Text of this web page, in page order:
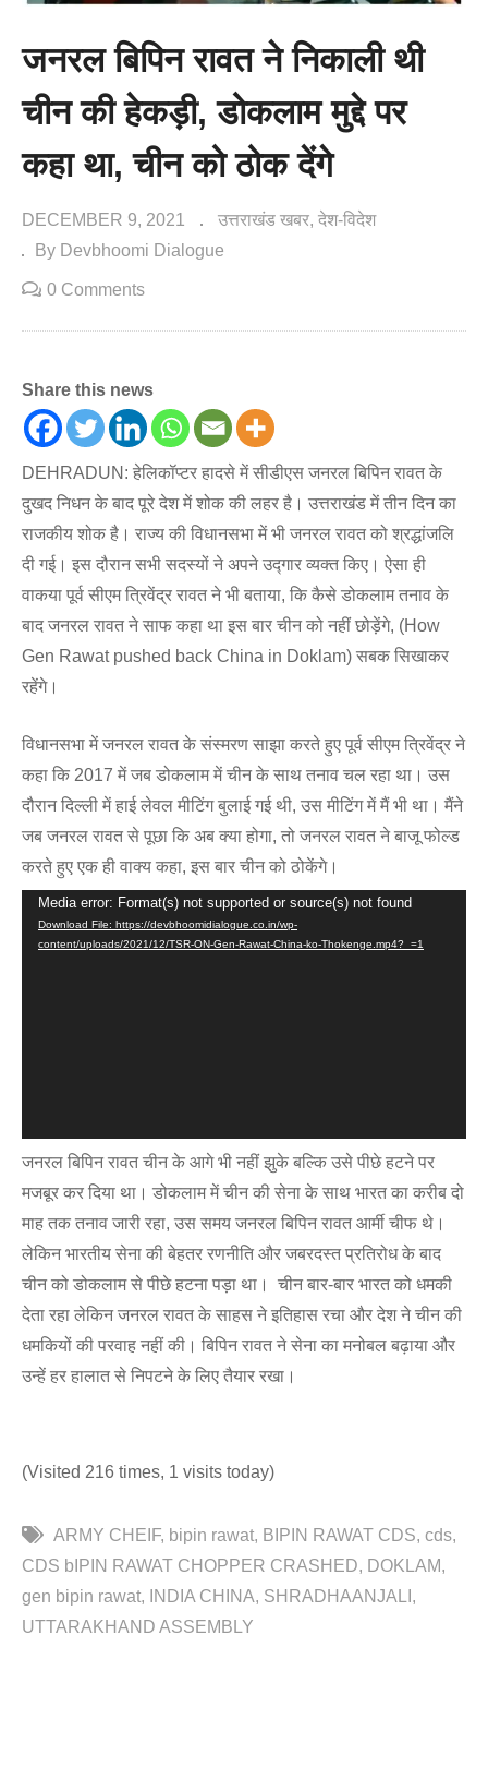
जनरल बिपिन रावत ने निकाली थी
चीन की हेकड़ी, डोकलाम मुद्दे पर
कहा था, चीन को ठोक देंगे
DECEMBER 9, 2021 उत्तराखंड खबर देश-विदेश
By Devbhoomi Dialogue
0 Comments
Share this news
DEHRADUN: हेलिकॉप्टर हादसे में सीडीएस जनरल बिपिन रावत के
दुखद निधन के बाद पूरे देश में शोक की लहर है। उत्तराखंड में तीन दिन का
राजकीय शोक है। राज्य की विधानसभा में भी जनरल रावत को श्रद्धांजलि
दी गई। इस दौरान सभी सदस्यों ने अपने उद्गार व्यक्त किए। ऐसा ही
वाकया पूर्व सीएम त्रिवेंद्र रावत ने भी बताया, कि कैसे डोकलाम तनाव के
बाद जनरल रावत ने साफ कहा था इस बार चीन को नहीं छोड़ेंगे, (How
Gen Rawat pushed back China in Doklam) सबक सिखाकर
रहेंगे।
विधानसभा में जनरल रावत के संस्मरण साझा करते हुए पूर्व सीएम त्रिवेंद्र ने
कहा कि 2017 में जब डोकलाम में चीन के साथ तनाव चल रहा था। उस
दौरान दिल्ली में हाई लेवल मीटिंग बुलाई गई थी, उस मीटिंग में मैं भी था। मैंने
जब जनरल रावत से पूछा कि अब क्या होगा, तो जनरल रावत ने बाजू फोल्ड
करते हुए एक ही वाक्य कहा, इस बार चीन को ठोकेंगे।
Video
Player
Media error: Format(s) not supported or source(s) not found
Download File: https://devbhoomidialogue.co.in/wp-
content/uploads/2021/12/TSR-ON-Gen-Rawat-China-ko-Thokenge.mp4?_=1
जनरल बिपिन रावत चीन के आगे भी नहीं झुके बल्कि उसे पीछे हटने पर
मजबूर कर दिया था। डोकलाम में चीन की सेना के साथ भारत का करीब दो
माह तक तनाव जारी रहा, उस समय जनरल बिपिन रावत आर्मी चीफ थे।
लेकिन भारतीय सेना की बेहतर रणनीति और जबरदस्त प्रतिरोध के बाद
चीन को डोकलाम से पीछे हटना पड़ा था। चीन बार-बार भारत को धमकी
देता रहा लेकिन जनरल रावत के साहस ने इतिहास रचा और देश ने चीन की
धमकियों की परवाह नहीं की। बिपिन रावत ने सेना का मनोबल बढ़ाया और
उन्हें हर हालात से निपटने के लिए तैयार रखा।
(Visited 216 times, 1 visits today)
ARMY CHEIF bipin rawat BIPIN RAWAT CDS cds
CDS bIPIN RAWAT CHOPPER CRASHED
DOKLAM
gen bipin rawat
INDIA CHINA SHRADHAANJALI
UTTARAKHAND ASSEMBLY